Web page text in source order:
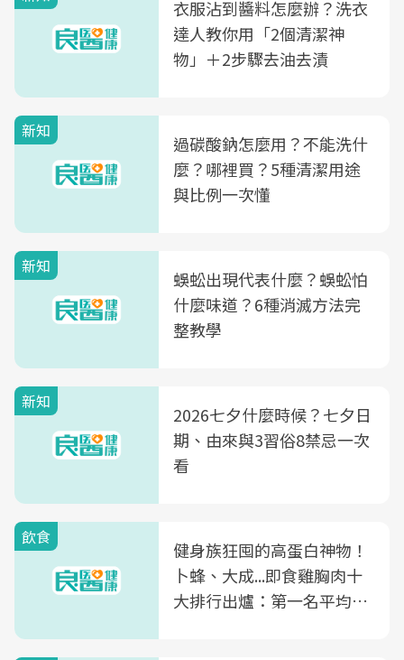
衣服沾到醬料怎麼辦？洗衣
達人教你用「2個清潔神
物」＋2步驟去油去漬
新知
過碳酸鈉怎麼用？不能洗什
麼？哪裡買？5種清潔用途
與比例一次懂
新知
蜈蚣出現代表什麼？蜈蚣怕
什麼味道？6種消滅方法完
整教學
新知
2026七夕什麼時候？七夕日
期、由來與3習俗8禁忌一次
看
飲食
健身族狂囤的高蛋白神物！
卜蜂、大成...即食雞胸肉十
大排行出爐：第一名平均一